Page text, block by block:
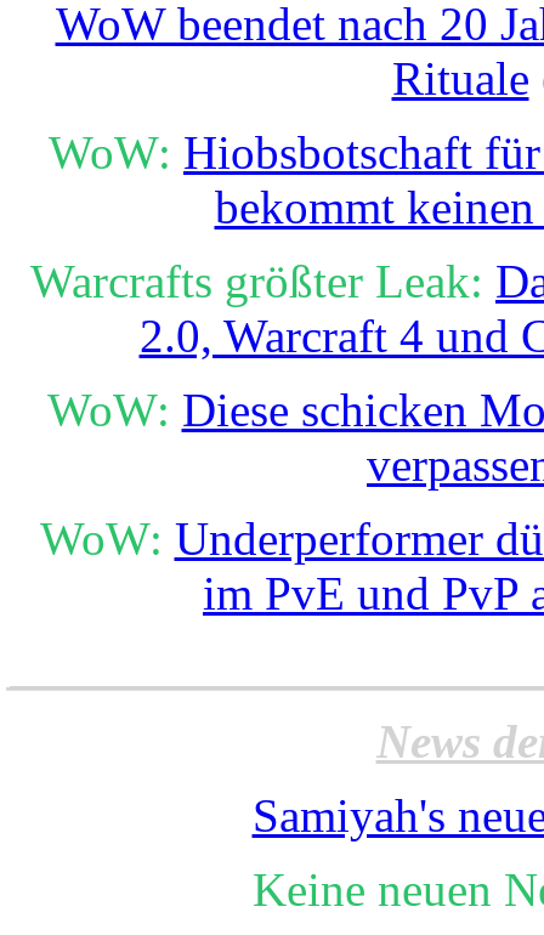
WoW beendet nach 20
Rituale
WoW: Hiobsbotschaft
bekommt
Warcrafts größter Leak:
2.0, Warcraft 4 und
WoW: Diese schicken
WoW: Underperformer
im PvE und PvP
News
Samiyah's
Keine neuen